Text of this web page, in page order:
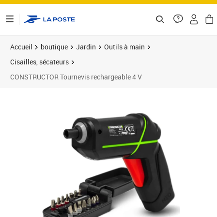
Accueil boutique Jardin
Outils à main
Cisailles, sécateurs
CONSTRUCTOR Tournevis rechargeable 4 V